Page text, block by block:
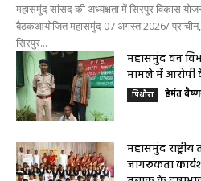
महासमुंद सांसद की अध्यक्षता में सिरपुर विकास
बैठकआयोजित महासमुंद 07 अगस्त 2026/ प्राचीन,
सिरपुर...
महासमुंद वन
मामले में आरोपी
पिथौरा हेमंत
महासमुंद
जागरूकता